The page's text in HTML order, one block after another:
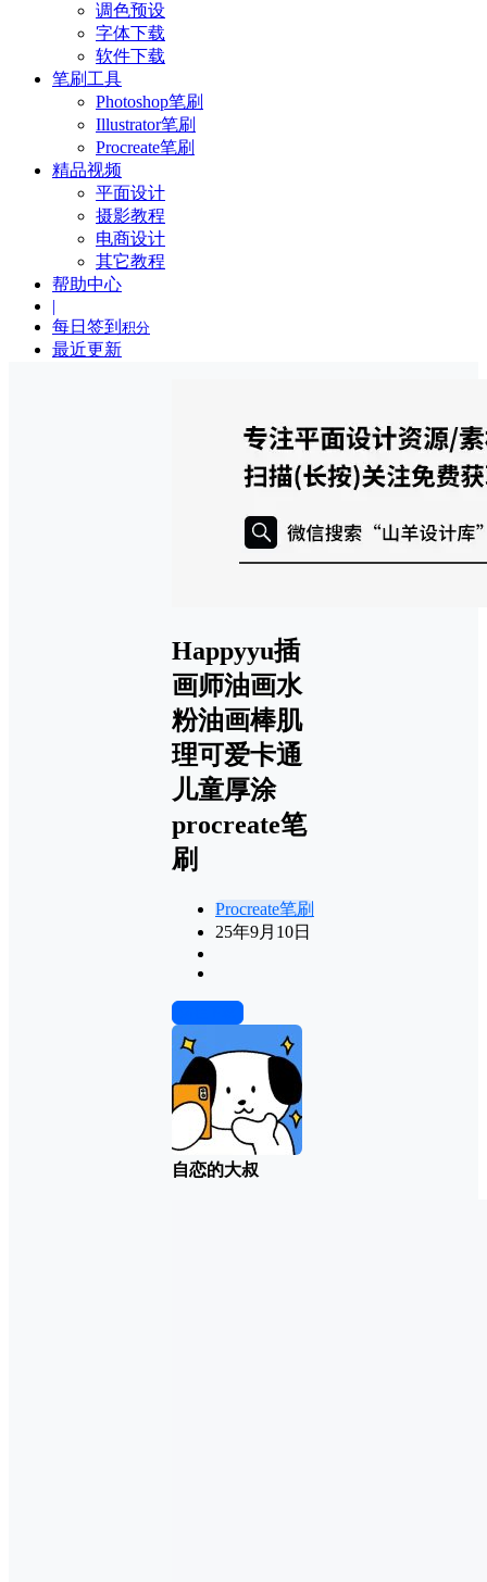
调色预设
字体下载
软件下载
笔刷工具
Photoshop笔刷
Illustrator笔刷
Procreate笔刷
精品视频
平面设计
摄影教程
电商设计
其它教程
帮助中心
|
每日签到 积分
最近更新
Happyyu插
画师油画水
粉油画棒肌
理可爱卡通
儿童厚涂
procreate笔
刷
Procreate笔刷
25年9月10日
自恋的大叔